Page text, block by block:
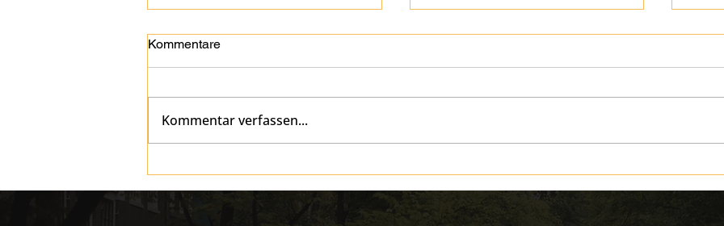
Kommentare
Kommentar verfassen...